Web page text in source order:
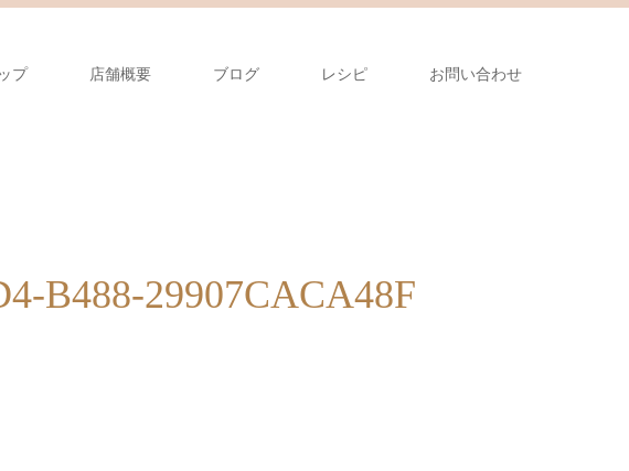
プ 店舗概要 ブログ レシピ お問い合わせ
B488-29907CACA48F